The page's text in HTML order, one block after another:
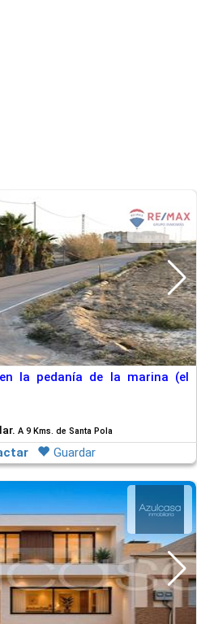
la pedanía de la marina (el
A 9 Kms. de Santa Pola
Guardar